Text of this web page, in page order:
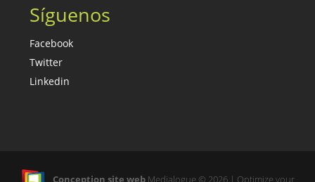
Síguenos
Facebook
Twitter
Linkedin
Conception site webMedialogue © 2026 | Optimize your